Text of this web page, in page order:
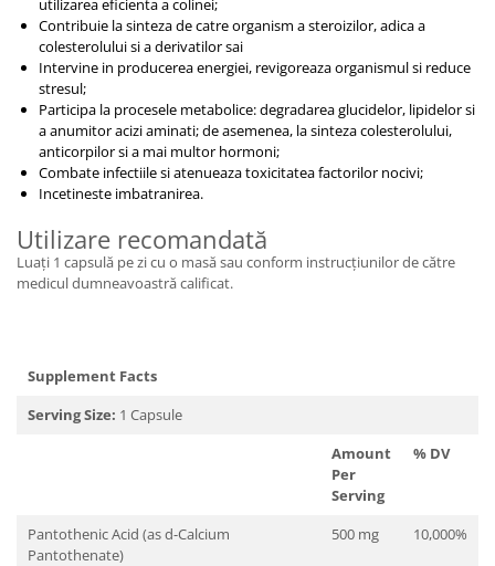
utilizarea eficienta a colinei;
Contribuie la sinteza de catre organism a steroizilor, adica a
colesterolului si a derivatilor sai
Intervine in producerea energiei, revigoreaza organismul si reduce
stresul;
Participa la procesele metabolice: degradarea glucidelor, lipidelor si
a anumitor acizi aminati; de asemenea, la sinteza colesterolului,
anticorpilor si a mai multor hormoni;
Combate infectiile si atenueaza toxicitatea factorilor nocivi;
Incetineste imbatranirea.
Utilizare recomandată
Luați 1 capsulă pe zi cu o masă sau conform instrucțiunilor de către
medicul dumneavoastră calificat.
Supplement Facts
Serving Size: 1 Capsule
Amount
Per
Serving
% DV
Pantothenic Acid (as d-Calcium
Pantothenate)
500 mg 10,000%